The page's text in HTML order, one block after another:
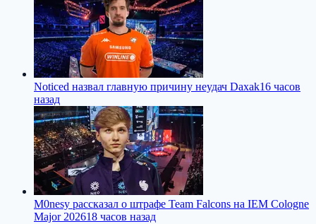
Noticed назвал главную причину неудач Daxak16 часов
назад
M0nesy рассказал о штрафе Team Falcons на IEM Cologne
Major 202618 часов назад